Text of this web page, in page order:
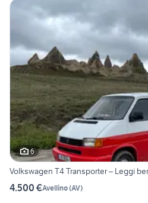
6
Volkswagen T4 Transporter – Leggi
4.500 €Avellino(AV)